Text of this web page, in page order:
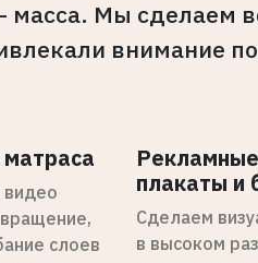
масса. Мы сделаем
внимание
видео
слоев
Рекламные
плакаты и
Сделаем
в высоком